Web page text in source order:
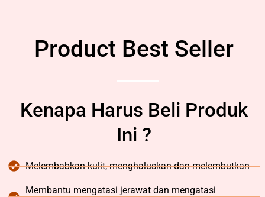
Product Best Seller
Kenapa Harus Beli Produk
Ini ?
Melembabkan kulit, menghaluskan dan melembutkan
Membantu mengatasi jerawat dan mengatasi